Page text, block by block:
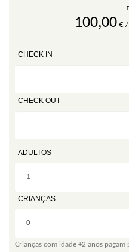
100,00€ /
CHECK IN
CHECK OUT
ADULTOS
CRIANÇAS
Crianças com idade +2 anos